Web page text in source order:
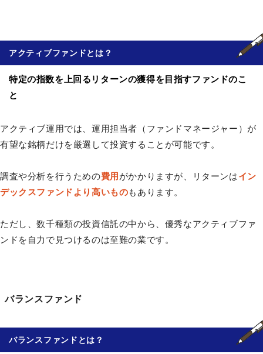
アクティブファンドとは？
特定の指数を上回るリターンの獲得を目指すファンドのこ
と
アクティブ運用では、運用担当者（ファンドマネージャー）が
有望な銘柄だけを厳選して投資することが可能です。
調査や分析を行うための費用 がかかりますが、リターンはイン
デックスファンドより高いものもあります。
ただし、数千種類の投資信託の中から、優秀なアクティブファ
ンドを自力で見つけるのは至難の業です。
バランスファンド
バランスファンド とは？